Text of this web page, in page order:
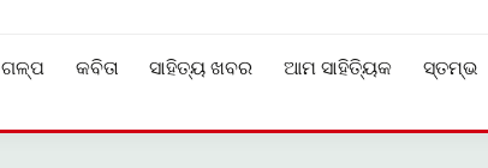
ଗଳ୍ପ କବିତା ସାହିତ୍ୟ ଖବର ଆମ ସାହିତ୍ୟିକ ସ୍ତମ୍ଭ